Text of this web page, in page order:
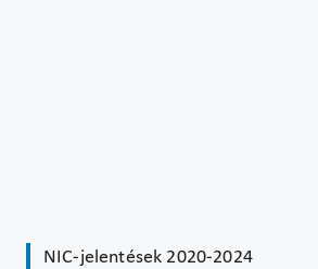
NIC-jelentések 2020-2024